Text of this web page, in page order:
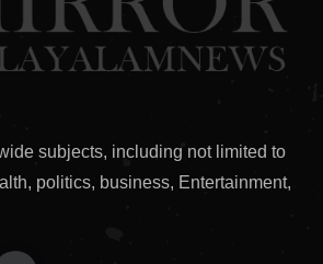
subjects, including not limited to
politics, business, Entertainment,